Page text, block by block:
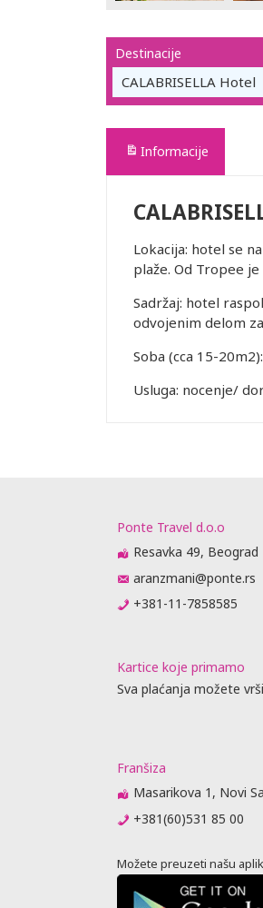
Destinacije
CALABRISELLA Hotel
Informacije
Lokacija: hotel se
plaže. Od Tropee
Sadržaj: hotel
odvojenim delom
Soba (cca 15-
Usluga: nocenje/
Ponte Travel d.o.o
Resavka 49, Beograd
aranzmani@ponte.rs
+381-11-7858585
Kartice koje primamo
Sva plaćanja možete
Franšiza
Masarikova 1, Novi
+381(60)531 85 00
Možete preuzeti našu